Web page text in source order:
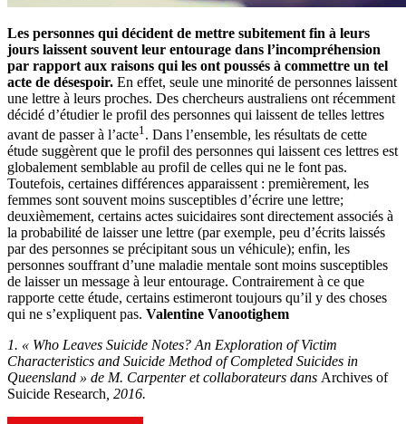
Les personnes qui décident de mettre subitement fin à leurs
jours laissent souvent leur entourage dans l’incompréhension
par rapport aux raisons qui les ont poussés à commettre un tel
acte de désespoir. En effet, seule une minorité de personnes laissent
une lettre à leurs proches. Des chercheurs australiens ont récemment
décidé d’étudier le profil des personnes qui laissent de telles lettres
avant de passer à l’acte1 . Dans l’ensemble, les résultats de cette
étude suggèrent que le profil des personnes qui laissent ces lettres est
globalement semblable au profil de celles qui ne le font pas.
Toutefois, certaines différences apparaissent : premièrement, les
femmes sont souvent moins susceptibles d’écrire une lettre;
deuxièmement, certains actes suicidaires sont directement associés à
la probabilité de laisser une lettre (par exemple, peu d’écrits laissés
par des personnes se précipitant sous un véhicule); enfin, les
personnes souffrant d’une maladie mentale sont moins susceptibles
de laisser un message à leur entourage. Contrairement à ce que
rapporte cette étude, certains estimeront toujours qu’il y des choses
qui ne s’expliquent pas. Valentine Vanootighem
1. « Who Leaves Suicide Notes? An Exploration of Victim
Characteristics and Suicide Method of Completed Suicides in
Queensland » de M. Carpenter et collaborateurs dans Archives of
Suicide Research , 2016.